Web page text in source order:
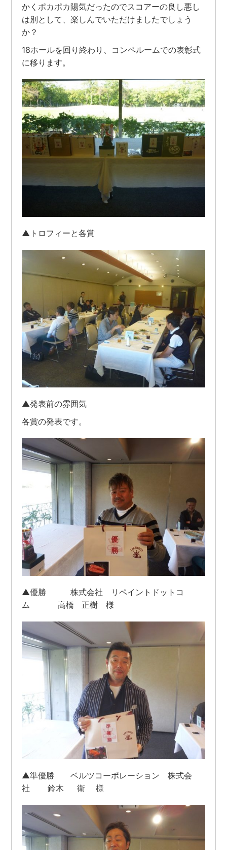
かくポカポカ陽気だったのでスコアーの良し悪し
は別として、楽しんでいただけましたでしょう
か？
18ホールを回り終わり、コンペルームでの表彰式
に移ります。
▲トロフィーと各賞
▲発表前の雰囲気
各賞の発表です。
▲優勝 株式会社 リペイントドットコ
ム 高橋 正樹 様
▲準優勝 ベルツコーポレーション 株式会
社 鈴木 衛 様